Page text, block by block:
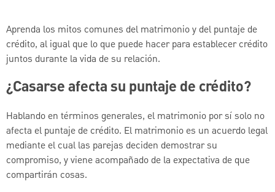
Aprenda los mitos comunes del matrimonio y del puntaje de
crédito, al igual que lo que puede hacer para establecer crédito
juntos durante la vida de su relación.
¿Casarse afecta su puntaje de crédito?
Hablando en términos generales, el matrimonio por sí solo no
afecta el puntaje de crédito. El matrimonio es un acuerdo legal
mediante el cual las parejas deciden demostrar su
compromiso, y viene acompañado de la expectativa de que
compartirán cosas.